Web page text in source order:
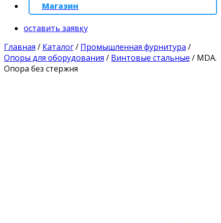
Магазин
оставить заявку
Главная / Каталог/ Промышленная фурнитура /
Опоры для оборудования / Винтовые стальные / MDA.
Опора без стержня